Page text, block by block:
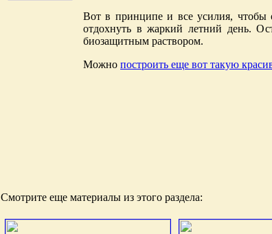
Вот в принципе и все усилия, чтобы
отдохнуть в жаркий летний день.
биозащитным раствором.
Можно построить еще вот такую
Смотрите еще материалы из этого раздела: